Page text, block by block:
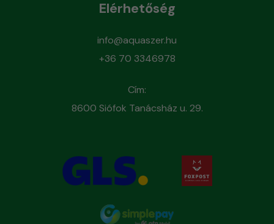
Elérhetőség
info@aquaszer.hu
+36 70 3346978
Cím:
8600 Siófok Tanácsház u. 29.